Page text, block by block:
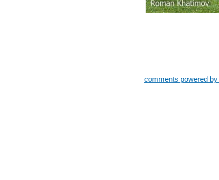
comments powered